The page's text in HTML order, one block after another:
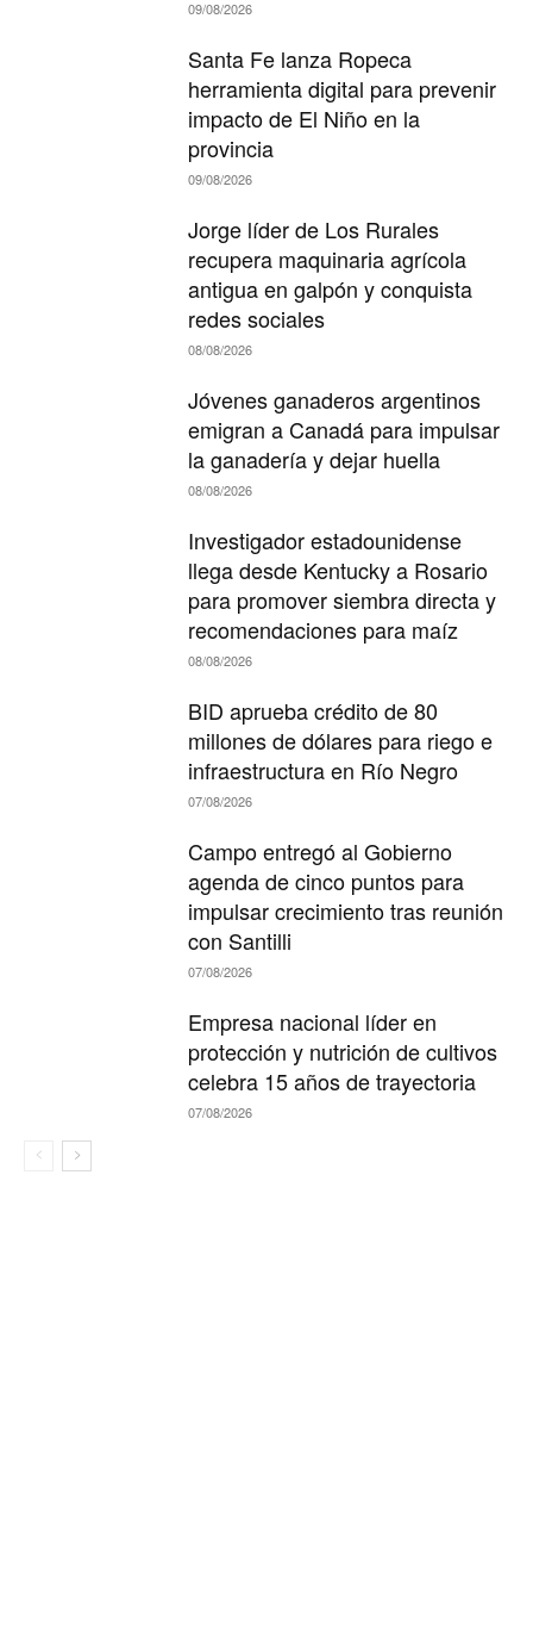
09/08/2026
Santa Fe lanza Ropeca
herramienta digital para prevenir
impacto de El Niño en la
provincia
09/08/2026
Jorge líder de Los Rurales
recupera maquinaria agrícola
antigua en galpón y conquista
redes sociales
08/08/2026
Jóvenes ganaderos argentinos
emigran a Canadá para impulsar
la ganadería y dejar huella
08/08/2026
Investigador estadounidense
llega desde Kentucky a Rosario
para promover siembra directa y
recomendaciones para maíz
08/08/2026
BID aprueba crédito de 80
millones de dólares para riego e
infraestructura en Río Negro
07/08/2026
Campo entregó al Gobierno
agenda de cinco puntos para
impulsar crecimiento tras reunión
con Santilli
07/08/2026
Empresa nacional líder en
protección y nutrición de cultivos
celebra 15 años de trayectoria
07/08/2026